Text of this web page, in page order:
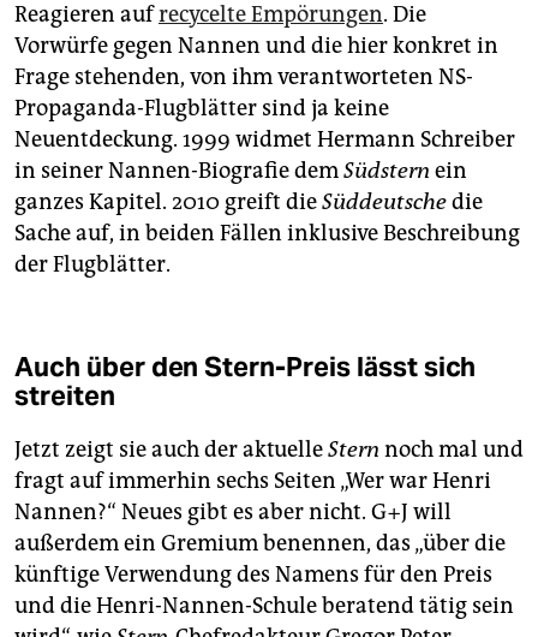
Reagieren aufrecycelte Empörungen. Die
Vorwürfe gegen Nannen und die hier konkret in
Frage stehenden, von ihm verantworteten NS-
Propaganda-Flugblätter sind ja keine
Neuentdeckung. 1999 widmet Hermann Schreiber
in seiner Nannen-Biografie demSüdstern ein
ganzes Kapitel. 2010 greift dieSüddeutschedie
Sache auf, in beiden Fällen inklusive Beschreibung
der Flugblätter.
Auch über den Stern-Preis lässt sich
streiten
Jetzt zeigt sie auch der aktuelleStern noch mal und
fragt auf immerhin sechs Seiten „Wer war Henri
Nannen?“ Neues gibt es aber nicht. G + J will
außerdem ein Gremium benennen, das „über die
künftige Verwendung des Namens für den Preis
und die Henri-Nannen-Schule beratend tätig sein